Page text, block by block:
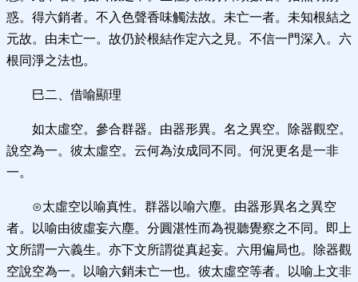
惑。得六銷者。不入色聲香味觸法故。未亡一者。未知根結之
元故。由未亡一。故仍於根結作定六之見。不信一門深入。六
根同淨之法也。
巳二、借喻顯理
如太虛空。參合群器。由器形異。名之異空。除器觀空。
說空為一。彼太虛空。云何為汝成同不同。何況更名是一非
一。
⊙太虛空以喻真性。群器以喻六塵。由器形異名之異空
者。以喻由彼虛妄六塵。分圓湛性而為視聽覺察之不同。即上
文所謂一六義生。亦下文所謂從真起妄。六用偏局也。除器觀
空說空為一。以喻六銷未亡一也。彼太虛空等者。以喻上文非